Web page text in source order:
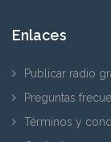
Enlaces
Publicar radio
Preguntas
Términos y